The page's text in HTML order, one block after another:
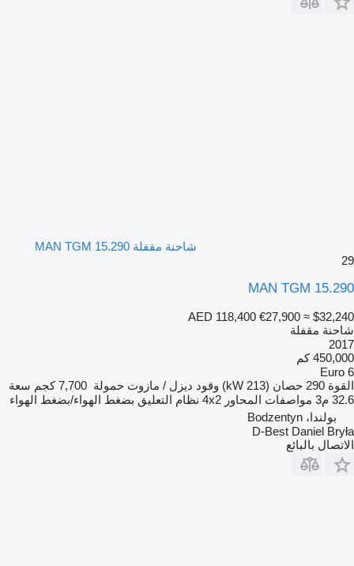
شاحنة مقفلة MAN TGM 15.290
29
MAN TGM 15.290
AED 118,400 €27,900 ≈ $32,240
شاحنة مقفلة
2017
450,000 كم
Euro 6
القوة 290 حصان (213 kW) وقود ديزل / مازوت حمولة 7,700 كجم
سعة
32.6 م3
مواصفات المحاور 4x2 نظام التعليق بضغط الهواء/بضغط الهواء
بولندا، Bodzentyn
D-Best Daniel Bryła
الاتصال بالبائع